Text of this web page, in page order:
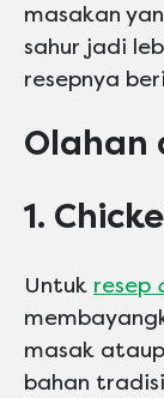
masakan
sahur jadi
resepnya
Olahan
1.
Untuk resep
masak
bahan